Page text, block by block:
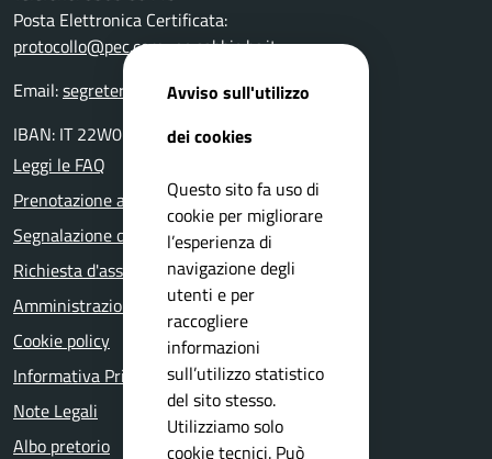
Posta Elettronica Certificata:
protocollo@pec.comune.sabbio.bs.it
Email:segreteria@comune.sabbio.bs.it
IBAN: IT 22W0359901800000000131522
Leggi le FAQ
Prenotazione appuntamento
Segnalazione disservizio
Richiesta d'assistenza
Amministrazione trasparente
Cookie policy
Informativa Privacy
Note Legali
Albo pretorio
Avviso sull'utilizzo
dei cookies
Questo sito fa uso di
cookie per migliorare
l’esperienza di
navigazione degli
utenti e per
raccogliere
informazioni
sull’utilizzo statistico
del sito stesso.
Utilizziamo solo
cookie tecnici. Può